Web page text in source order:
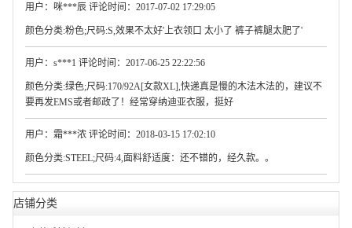
用户：咪***辰 评论时间：2017-07-02 17:29:05
颜色分类:粉色;尺码:S,效果不太好'上衣领口 太小了 裤子裤腿太肥了'
用户：s***1 评论时间：2017-06-25 22:22:56
颜色分类:绿色;尺码:170/92A[女款XL],快递真是慢的木法木法的，建议不
要再发EMS或者邮政了！经常穿纳迪亚衣服，挺好
用户：霜***浓 评论时间：2018-03-15 17:02:10
颜色分类:STEEL;尺码:4,面料舒适度：还不错的，经久款。。
店铺分类